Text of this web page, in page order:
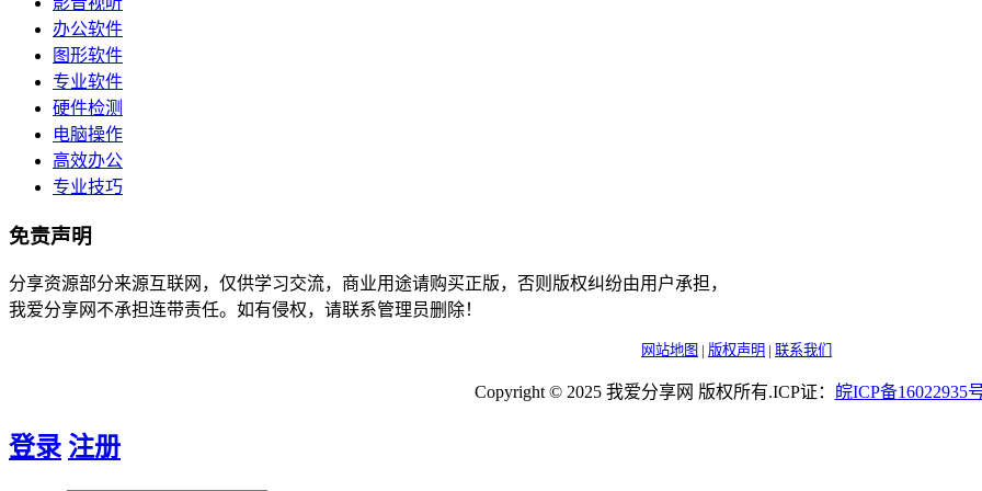
办公软件
图形软件
专业软件
硬件检测
电脑操作
高效办公
专业技巧
免责声明
分享资源部分来源互联网，仅供学习交流，商业用途请购买正版，否则版权纠纷由用户承担，
我爱分享网不承担连带责任。如有侵权，请联系管理员删除！
网站地图 | 版权声明 | 联系我们
Copyright © 2025 我爱分享网 版权所有.ICP证： 皖ICP备16022935
登录 注册